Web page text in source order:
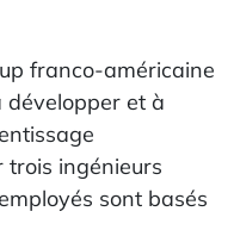
franco-américaine
développer et à
trois ingénieurs
sont basés